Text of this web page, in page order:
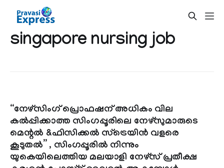
singapore nursing job
“നേഴ്സിംഗ് പ്രൊഫഷന് അധികം വില
കല്‍പ്പിക്കാത്ത സിംഗപ്പൂരിലെ നേഴ്സുമാരുടെ
മെന്റല്‍ &ഫിസിക്കല്‍ സ്ട്രെയിന്‍ വളരെ
കൂടുതല്‍” , സിംഗപ്പൂരില്‍ നിന്നും
യുകെയിലെത്തിയ മലയാളി നേഴ്സ് പ്രതീക്ഷ